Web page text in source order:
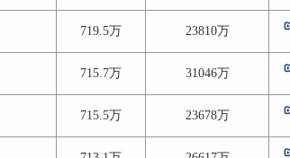
719.5万 23810万
715.7万 31046万
715.5万 23678万